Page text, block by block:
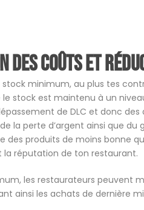
des coûts et
minimum, au plus tes
stock est maintenu à un
de DLC et donc des
la perte d’argent ainsi que du
des produits de moins bonne
la réputation de ton restaurant.
les restaurateurs peuvent
ainsi les achats de dernière